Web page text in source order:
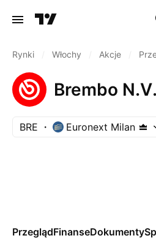
Rynki Włochy Akcje
Brembo N.V.
BRE Euronext Milan
PrzeglądFinanseDokumenty